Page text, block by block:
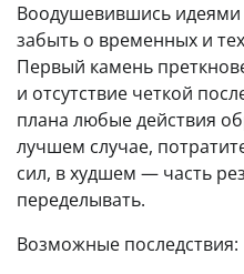
Воодушевившись идеями
забыть о временных и
Первый камень
и отсутствие четкой
плана любые действия
лучшем случае,
сил, в худшем — часть
переделывать.
Возможные последствия: